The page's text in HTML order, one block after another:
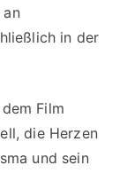
an
in der
Film
die Herzen
und sein